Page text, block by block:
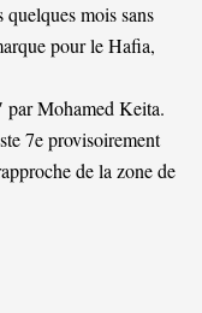
mois sans
pour le Hafia,
par Mohamed Keita.
7e provisoirement
de la zone de